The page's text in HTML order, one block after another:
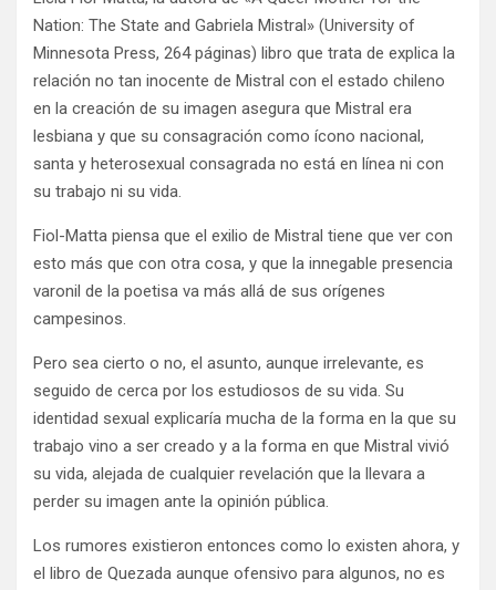
Nation: The State and Gabriela Mistral» (University of
Minnesota Press, 264 páginas) libro que trata de explica la
relación no tan inocente de Mistral con el estado chileno
en la creación de su imagen asegura que Mistral era
lesbiana y que su consagración como ícono nacional,
santa y heterosexual consagrada no está en línea ni con
su trabajo ni su vida.
Fiol-Matta piensa que el exilio de Mistral tiene que ver con
esto más que con otra cosa, y que la innegable presencia
varonil de la poetisa va más allá de sus orígenes
campesinos.
Pero sea cierto o no, el asunto, aunque irrelevante, es
seguido de cerca por los estudiosos de su vida. Su
identidad sexual explicaría mucha de la forma en la que su
trabajo vino a ser creado y a la forma en que Mistral vivió
su vida, alejada de cualquier revelación que la llevara a
perder su imagen ante la opinión pública.
Los rumores existieron entonces como lo existen ahora, y
el libro de Quezada aunque ofensivo para algunos, no es